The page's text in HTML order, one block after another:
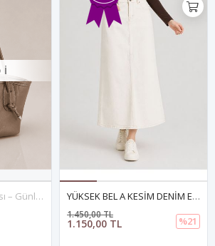
Mini Şık Omuz Çantası – Günlük Kullanım- BEJ YÜKSEK BEL A KESİM DENİM ETEK- BEYAZ
1.150,00 TL
1.450,00 TL
%21